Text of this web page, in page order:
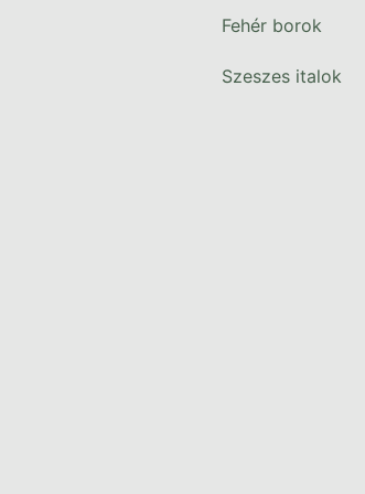
Fehér borok
Szeszes italok